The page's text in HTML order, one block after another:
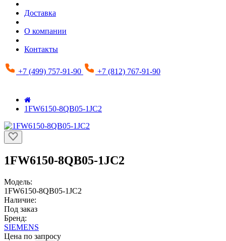
Доставка
О компании
Контакты
+7 (499) 757-91-90 +7 (812) 767-91-90
1FW6150-8QB05-1JC2
1FW6150-8QB05-1JC2
Модель:
1FW6150-8QB05-1JC2
Наличие:
Под заказ
Бренд:
SIEMENS
Цена по запросу